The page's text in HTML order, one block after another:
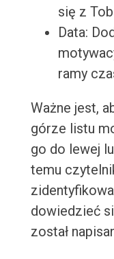
się z
Data:
ramy
Ważne jest,
górze listu
go do lewej
temu
dowiedzieć
został